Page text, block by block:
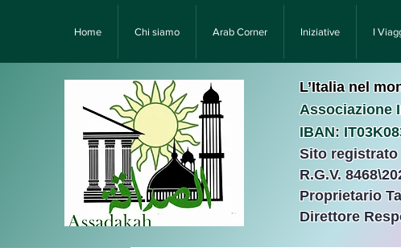
Home Chi siamo Arab Corner Iniziative I
L’Italia nel
Associazione
IBAN:
Sito registrato
R.G.V.
Proprietario
Direttore